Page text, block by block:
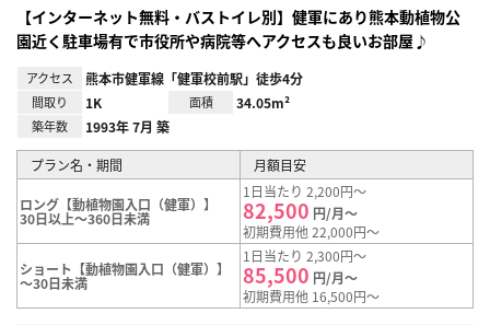
【インターネット無料・バストイレ別】健軍にあり熊本動植物公
園近く駐車場有で市役所や病院等へアクセスも良いお部屋♪
アクセス 熊本市健軍線「健軍校前駅」徒歩4分
間取り 1K 面積 34.05m²
築年数 1993年 7月 築
プラン名・期間 月額目安
ロング【動植物園入口（健軍）】
30日以上～360日未満
1日当たり 2,200円～
82,500 円/月～
初期費用他 22,000円～
ショート【動植物園入口（健軍）】
～30日未満
1日当たり 2,300円～
85,500 円/月～
初期費用他 16,500円～